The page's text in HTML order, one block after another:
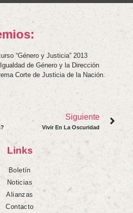
“Género y Justicia” 2013
de Género y la Dirección
Corte de Justicia de la Nación.
Siguiente
Vivir En La Oscuridad
Links
Boletín
Noticias
Alianzas
Contacto